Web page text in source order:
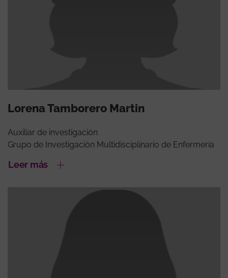
Lorena Tamborero Martin
Auxiliar de investigación
Grupo de Investigación Multidisciplinario de Enfermería
Leer más